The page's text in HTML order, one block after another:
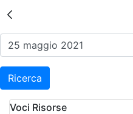
Risultati
Ricerca
Voci Risorse